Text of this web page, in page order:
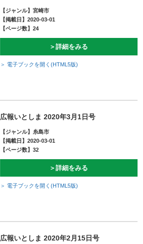
【ジャンル】宮崎市
【掲載日】2020-03-01
【ページ数】24
＞詳細をみる
＞ 電子ブックを開く(HTML5版)
広報いとしま 2020年3月1日号
【ジャンル】糸島市
【掲載日】2020-03-01
【ページ数】32
＞詳細をみる
＞ 電子ブックを開く(HTML5版)
広報いとしま 2020年2月15日号